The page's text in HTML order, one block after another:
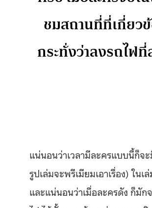
ชมสถานที่ที่เกี่ยว
กระทั่งว่าลงรถไฟ
แน่นอนว่าเวลามีละครแบบนี้ก็จ
รูปเล่มจะพรีเมียมเอาเรื่อง) ใน
และแน่นอนว่าเมื่อละครดัง ก็มัก